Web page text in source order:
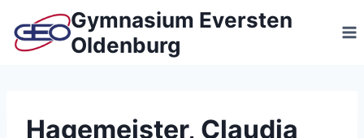
Inhalt
springen
Gymnasium Eversten
Oldenburg
Hagemeister, Claudia